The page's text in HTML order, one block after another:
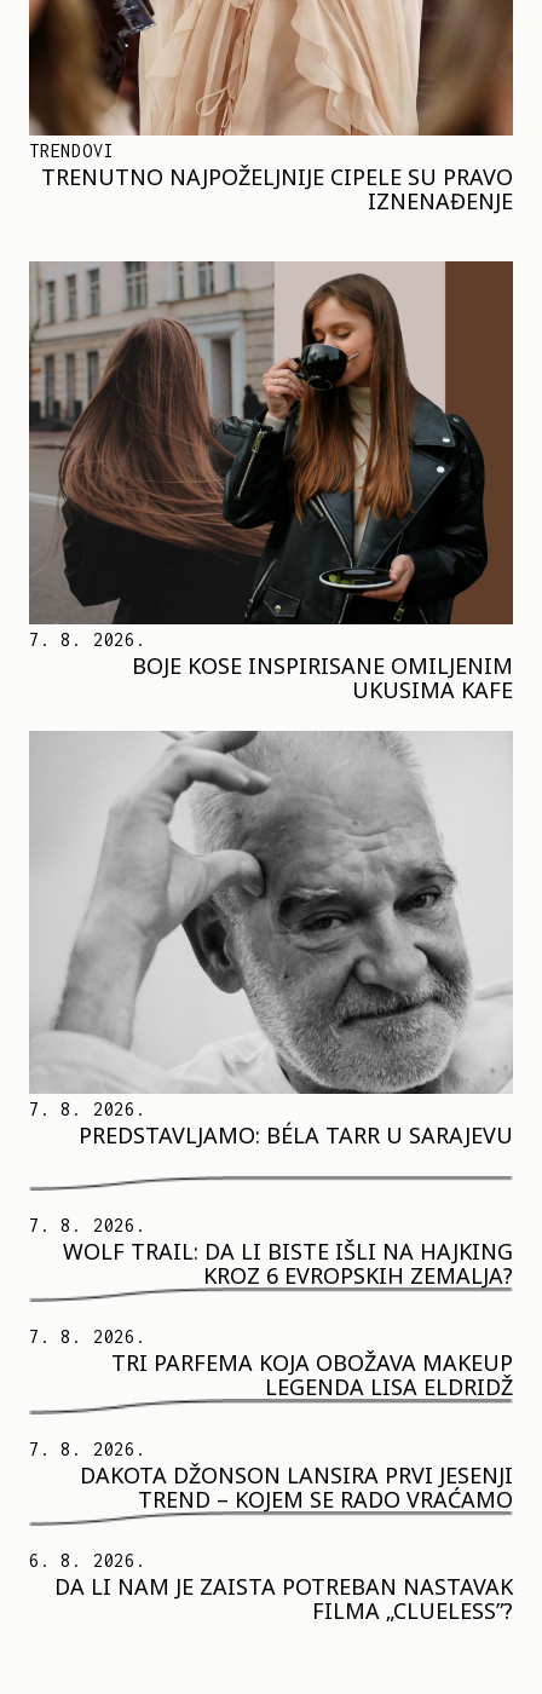
TRENDOVI
TRENUTNO NAJPOŽELJNIJE CIPELE SU PRAVO
IZNENAĐENJE
7. 8. 2026.
BOJE KOSE INSPIRISANE OMILJENIM
UKUSIMA KAFE
7. 8. 2026.
PREDSTAVLJAMO: BÉLA TARR U SARAJEVU
7. 8. 2026.
WOLF TRAIL: DA LI BISTE IŠLI NA HAJKING
KROZ 6 EVROPSKIH ZEMALJA?
7. 8. 2026.
TRI PARFEMA KOJA OBOŽAVA MAKEUP
LEGENDA LISA ELDRIDŽ
7. 8. 2026.
DAKOTA DŽONSON LANSIRA PRVI JESENJI
TREND – KOJEM SE RADO VRAĆAMO
6. 8. 2026.
DA LI NAM JE ZAISTA POTREBAN NASTAVAK
FILMA „CLUELESS”?